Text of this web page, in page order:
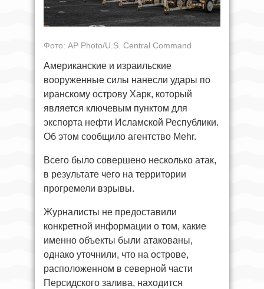
Фото: AP Photo/U.S. Central Command
Американские и израильские
вооруженные силы нанесли удары по
иранскому острову Харк, который
является ключевым пунктом для
экспорта нефти Исламской Республики.
Об этом сообщило агентство Mehr.
Всего было совершено несколько атак,
в результате чего на территории
прогремели взрывы.
Журналисты не предоставили
конкретной информации о том, какие
именно объекты были атакованы,
однако уточнили, что на острове,
расположенном в северной части
Персидского залива, находится